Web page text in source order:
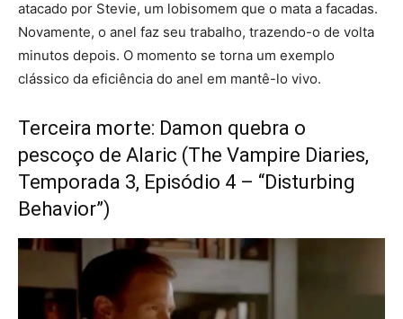
atacado por Stevie, um lobisomem que o mata a facadas.
Novamente, o anel faz seu trabalho, trazendo-o de volta
minutos depois. O momento se torna um exemplo
clássico da eficiência do anel em mantê-lo vivo.
Terceira morte: Damon quebra o
pescoço de Alaric (The Vampire Diaries,
Temporada 3, Episódio 4 – “Disturbing
Behavior”)